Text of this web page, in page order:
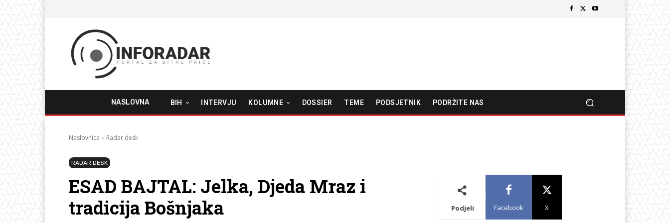
NASLOVNA BIH INTERVJU KOLUMNE DOSSIER TEME PODSJETNIK PODRŽITE NAS
Naslovnica Radar desk
RADAR DESK
ESAD BAJTAL: Jelka, Djeda Mraz i
tradicija Bošnjaka
Podjeli Facebook X